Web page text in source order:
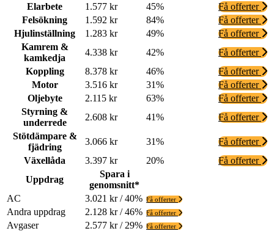
Elarbete
1.577 kr 45%
Få offerter
Felsökning
1.592 kr 84%
Få offerter
Hjulinställning
1.283 kr 49%
Få offerter
Kamrem &
kamkedja
4.338 kr 42%
Få offerter
Koppling
8.378 kr 46%
Få offerter
Motor
3.516 kr 31%
Få offerter
Oljebyte
2.115 kr 63%
Få offerter
Styrning &
underrede
2.608 kr 41%
Få offerter
Stötdämpare &
fjädring
3.066 kr 31%
Få offerter
Växellåda
3.397 kr 20%
Få offerter
Uppdrag
Spara i
genomsnitt*
AC
3.021 kr / 40% Få offerter
Andra uppdrag 2.128 kr / 46% Få offerter
Avgaser 2.577 kr / 29% Få offerter